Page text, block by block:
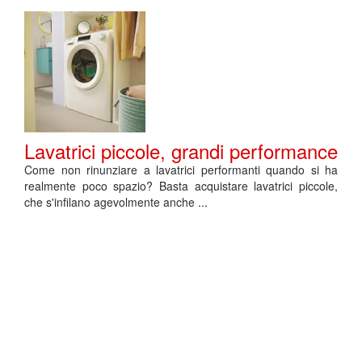
Lavatrici piccole, grandi performance
Come non rinunziare a lavatrici performanti quando si ha
realmente poco spazio? Basta acquistare lavatrici piccole,
che s'infilano agevolmente anche ...